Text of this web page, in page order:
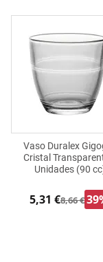
Vaso Duralex
Cristal
Unidades (90
5,31 €8,66 €